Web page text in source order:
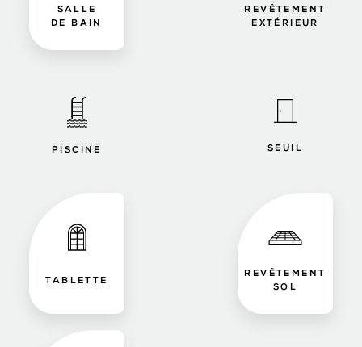
SALLE
DE BAIN
REVÊTEMENT
EXTÉRIEUR
PISCINE SEUIL
TABLETTE
REVÊTEMENT
SOL